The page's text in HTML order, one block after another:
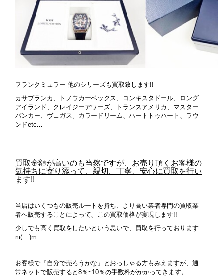
フランクミュラー 他のシリーズも買取致します!!
カサブランカ、トノウカーベックス、コンキスタドール、ロング
アイランド、クレイジーアワーズ、トランスアメリカ、マスター
バンカー、ヴェガス、カラードリーム、ハートトゥハート、ラウ
ンドetc…
買取金額が高いのも当然ですが、お売り頂くお客様の
気持ちに寄り添って、親切、丁寧、安心に買取を行い
ます!!
当店はいくつもの販売ルートを持ち、より高い業者専門の買取業
者へ販売することによって、この買取価格が実現します!!
少しでも高く買取をしたいという思いで、買取を行っております
m(__)m
お客様で『自分で売ろうかな』とおっしゃる方もみえますが、通
常ネットで販売すると8％~10％の手数料がかかってきます。